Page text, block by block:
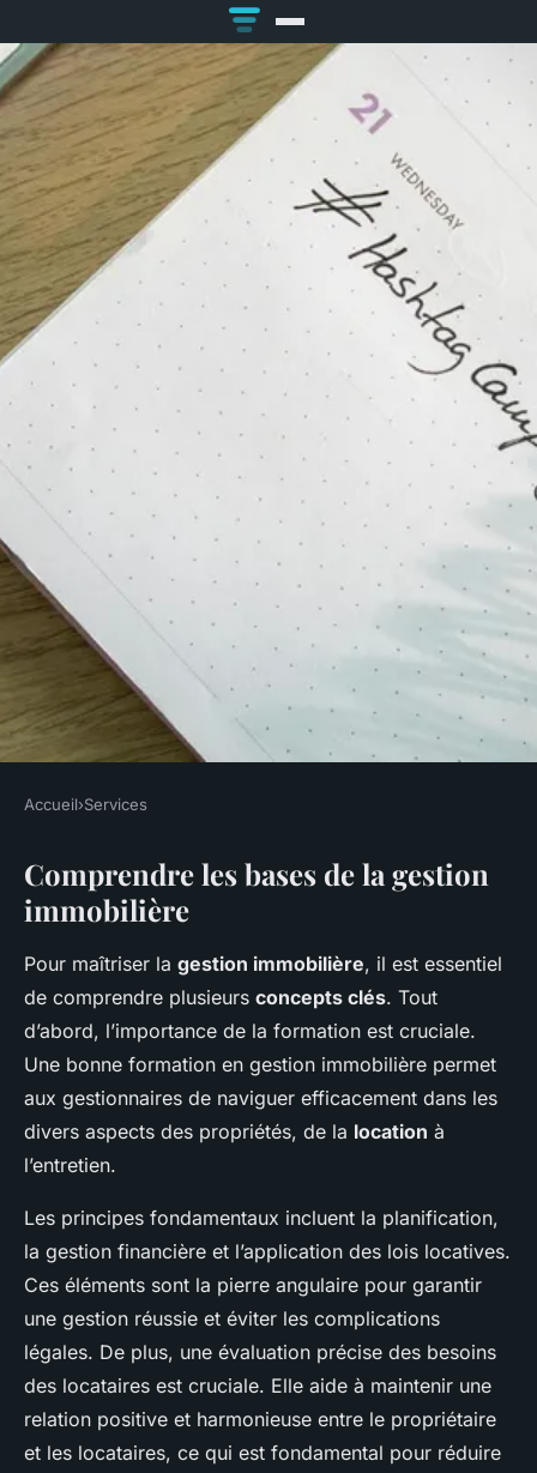
10 astuces pour une gestion
immobilière réussie
Emmy•25 novembre 2024• 9 min de lecture
Accueil›Services
Comprendre les bases de la gestion
immobilière
Pour maîtriser la gestion immobilière, il est essentiel
de comprendre plusieurs concepts clés. Tout
d’abord, l’importance de la formation est cruciale.
Une bonne formation en gestion immobilière permet
aux gestionnaires de naviguer efficacement dans les
divers aspects des propriétés, de la location à
l’entretien.
Les principes fondamentaux incluent la planification,
la gestion financière et l’application des lois locatives.
Ces éléments sont la pierre angulaire pour garantir
une gestion réussie et éviter les complications
légales. De plus, une évaluation précise des besoins
des locataires est cruciale. Elle aide à maintenir une
relation positive et harmonieuse entre le propriétaire
et les locataires, ce qui est fondamental pour réduire